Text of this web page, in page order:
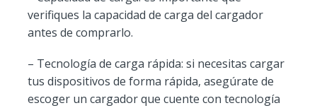
verifiques la capacidad de carga del cargador
antes de comprarlo.
– Tecnología de carga rápida: si necesitas cargar
tus dispositivos de forma rápida, asegúrate de
escoger un cargador que cuente con tecnología